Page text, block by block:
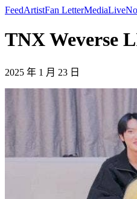
FeedArtistFan LetterMediaLive
TNX Weverse
2025 年 1 月 23 日